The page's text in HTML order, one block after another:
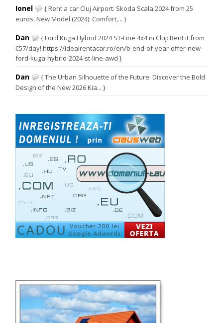
Ionel
{ Rent a car Cluj Airport: Skoda Scala 2024 from 25
euros. New Model (2024): Comfort,... }
Dan
{ Ford Kuga Hybrid 2024 ST-Line 4x4 in Cluj: Rent it from
€57/day! https://idealrentacar.ro/en/b-end-of-year-offer-new-
ford-kuga-hybrid-2024-st-line-awd }
Dan
{ The Urban Silhouette of the Future: Discover the Bold
Design of the New 2026 Kia... }